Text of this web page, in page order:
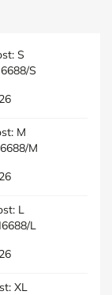
S
S
M
M
L
L
XL